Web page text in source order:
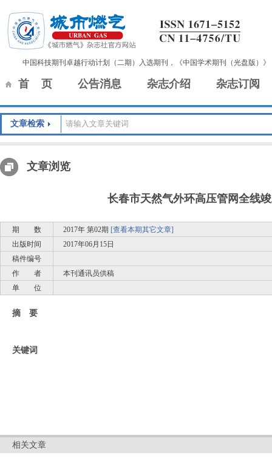
中国科技期刊卓越行动计划（二期）入选期刊，《中国学术期刊（光盘版）
首 页 公告消息 杂志介绍 杂志订阅
文章检索
文章浏览
长春市天然气外环高压管网全线
期 数 2017年 第02期 [查看本期其它文章]
出版时间
2017年06月15日
稿件编号
作 者
本刊通讯员供稿
单 位
摘 要
关键词
相关文章